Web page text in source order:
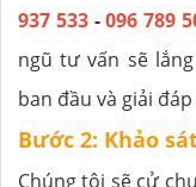
937 533 -096 789
ngũ tư vấn sẽ
ban đầu và giải
Bước 2: Khảo
Chúng tôi sẽ cử